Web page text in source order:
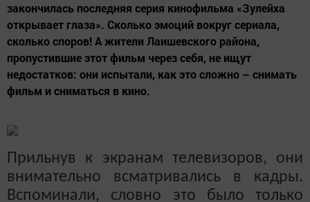
закончилась последняя серия кинофильма «Зулейха
открывает глаза». Сколько эмоций вокруг сериала,
сколько споров! А жители Лаишевского района,
пропустившие этот фильм через себя, не ищут
недостатков: они испытали, как это сложно – снимать
фильм и сниматься в кино.
Прильнув к экранам телевизоров, они
внимательно всматривались в кадры.
Вспоминали, словно это было только